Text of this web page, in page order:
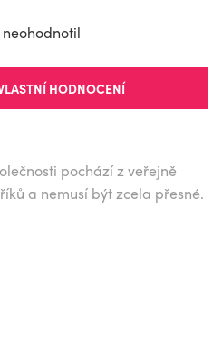
HODNOCENÍ
pochází z veřejně
a nemusí být zcela přesné.